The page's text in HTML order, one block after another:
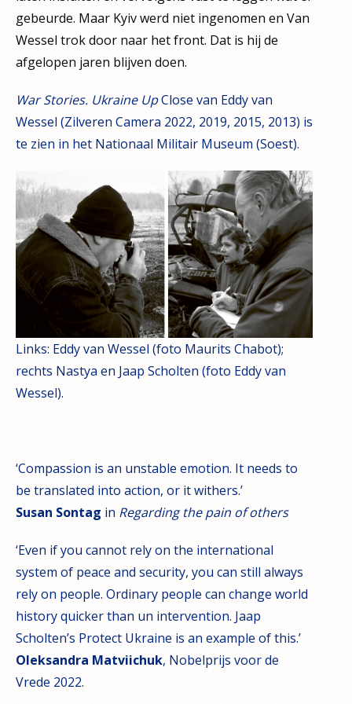
gebeurde. Maar Kyiv werd niet ingenomen en Van
Wessel trok door naar het front. Dat is hij de
afgelopen jaren blijven doen.
War Stories. Ukraine UpClose van Eddy van
Wessel (Zilveren Camera 2022, 2019, 2015, 2013) is
te zien in het Nationaal Militair Museum (Soest).
Links: Eddy van Wessel (foto Maurits Chabot);
rechts Nastya en Jaap Scholten (foto Eddy van
Wessel).
‘Compassion is an unstable emotion. It needs to
be translated into action, or it withers.’
Susan Sontag in Regarding the pain of others
‘Even if you cannot rely on the international
system of peace and security, you can still always
rely on people. Ordinary people can change world
history quicker than un intervention. Jaap
Scholten’s Protect Ukraine is an example of this.’
Oleksandra Matviichuk, Nobelprijs voor de
Vrede 2022.